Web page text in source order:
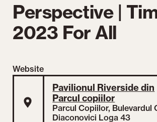
Perspective |
2023 For All
Website
Pavilionul Riverside din
Parcul copiilor
Parcul Copiilor, Bulevardul
Diaconovici Loga 43